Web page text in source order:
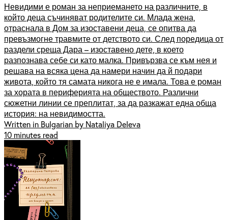
Невидими е роман за неприемането на различните, в
който деца съчиняват родителите си. Млада жена,
отраснала в Дом за изоставени деца, се опитва да
превъзмогне травмите от детството си. След поредица от
раздели среща Дара – изоставено дете, в което
разпознава себе си като малка. Привързва се към нея и
решава на всяка цена да намери начин да й подари
живота, който тя самата никога не е имала. Това е роман
за хората в периферията на обществото. Различни
сюжетни линии се преплитат, за да разкажат една обща
история: на невидимостта.
Written in Bulgarian by Nataliya Deleva
10 minutes read